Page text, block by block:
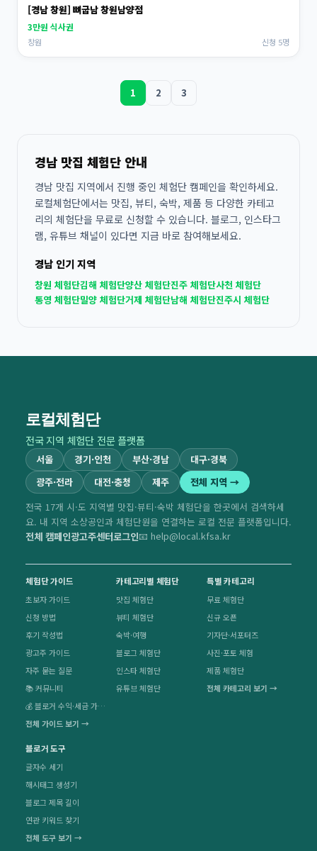
[경남 창원] 뼈굽남 창원남양점
3만원 식사권
창원 신청 5명
1 2 3
경남 맛집 체험단 안내
경남 맛집 지역에서 진행 중인 체험단 캠페인을 확인하세요.
로컬체험단에서는 맛집, 뷰티, 숙박, 제품 등 다양한 카테고
리의 체험단을 무료로 신청할 수 있습니다. 블로그, 인스타그
램, 유튜브 채널이 있다면 지금 바로 참여해보세요.
경남 인기 지역
창원 체험단김해 체험단양산 체험단진주 체험단사천 체험단
통영 체험단밀양 체험단거제 체험단남해 체험단진주시 체험단
로컬체험단
전국 지역 체험단 전문 플랫폼
서울 경기·인천 부산·경남
대구·경북
광주·전라
대전·충청 제주
전체 지역 →
전국 17개 시·도 지역별 맛집·뷰티·숙박 체험단을 한곳에서 검색하세
요. 내 지역 소상공인과 체험단원을 연결하는 로컬 전문 플랫폼입니다.
전체 캠페인광고주센터로그인📧 help@local.kfsa.kr
체험단 가이드
초보자 가이드
신청 방법
후기 작성법
광고주 가이드
자주 묻는 질문
📚 커뮤니티
💰 블로거 수익·세금 가이드
전체 가이드 보기 →
카테고리별 체험단
맛집 체험단
뷰티 체험단
숙박·여행
블로그 체험단
인스타 체험단
유튜브 체험단
특별 카테고리
무료 체험단
신규 오픈
기자단·서포터즈
사진·포토 체험
제품 체험단
전체 카테고리 보기 →
블로거 도구
글자수 세기
해시태그 생성기
블로그 제목 길이
연관 키워드 찾기
전체 도구 보기 →